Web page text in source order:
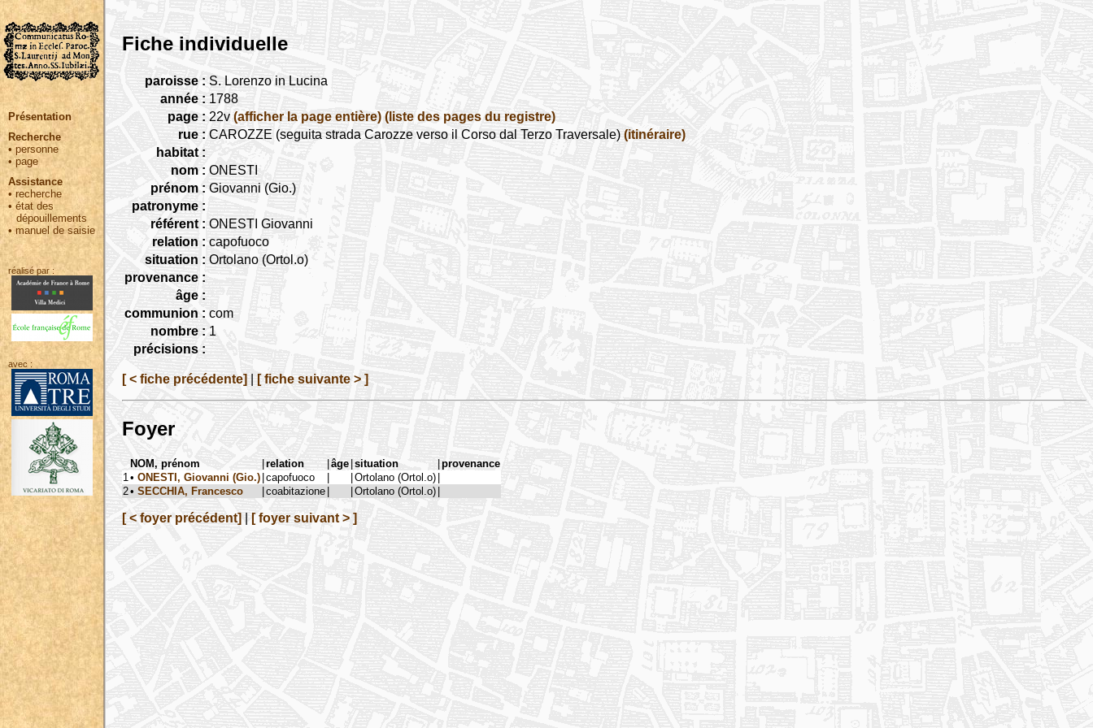
Présentation
Recherche
• personne
•page
Assistance
• recherche
•état des
dépouillements
•manuel de saisie
réalisé par :
avec :
Fiche individuelle
paroisse : S. Lorenzo in Lucina
année : 1788
page : 22v (afficher la page entière) (liste des pages du registre)
rue : CAROZZE (seguita strada Carozze verso il Corso dal Terzo Traversale) (itinéraire)
habitat :
nom : ONESTI
prénom : Giovanni (Gio.)
patronyme :
référent : ONESTI Giovanni
relation : capofuoco
situation : Ortolano (Ortol.o)
provenance :
âge :
communion : com
nombre : 1
précisions :
[ < fiche précédente] [ fiche suivante > ]
Foyer
NOM, prénom |relation |âge |situation |provenance
1 • ONESTI, Giovanni (Gio.) |capofuoco | |Ortolano (Ortol.o) |
2• SECCHIA, Francesco |coabitazione | |Ortolano (Ortol.o) |
[ < foyer précédent] [ foyer suivant > ]